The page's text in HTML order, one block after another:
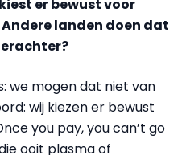
er bewust voor
landen doen dat
we mogen dat niet van
wij kiezen er bewust
you pay, you can’t go
ooit plasma of